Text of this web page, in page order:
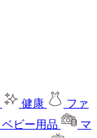
健康
ファ
ベビー用品
マ